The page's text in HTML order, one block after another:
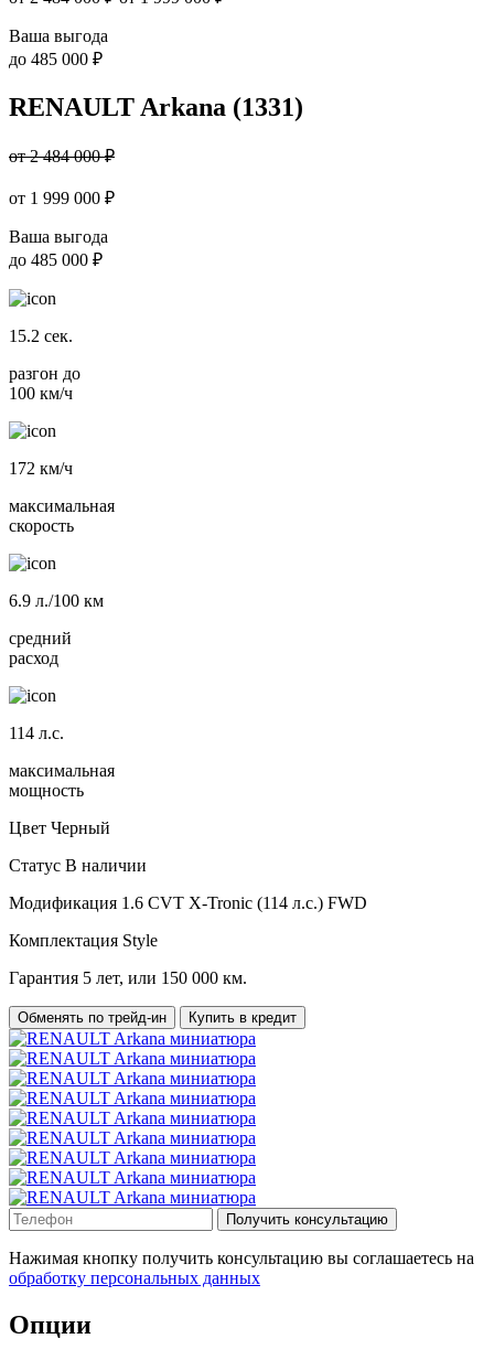
Ваша выгода
до 485 000 ₽
RENAULT Arkana (1331)
от 2 484 000 ₽
от 1 999 000 ₽
Ваша выгода
до 485 000 ₽
15.2 сек.
разгон до
100 км/ч
172 км/ч
максимальная
скорость
6.9 л./100 км
средний
расход
114 л.с.
максимальная
мощность
Цвет Черный
Статус В наличии
Модификация 1.6 CVT X-Tronic (114 л.с.) FWD
Комплектация Style
Гарантия 5 лет, или 150 000 км.
Обменять по трейд-ин Купить в кредит
Получить консультацию
Нажимая кнопку получить консультацию вы соглашаетесь на
обработку персональных данных
Опции